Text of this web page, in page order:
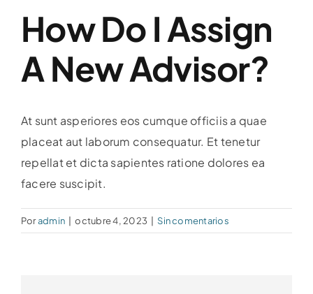
How Do I Assign
A New Advisor?
At sunt asperiores eos cumque officiis a quae
placeat aut laborum consequatur. Et tenetur
repellat et dicta sapientes ratione dolores ea
facere suscipit.
Poradmin octubre 4, 2023 Sin comentarios